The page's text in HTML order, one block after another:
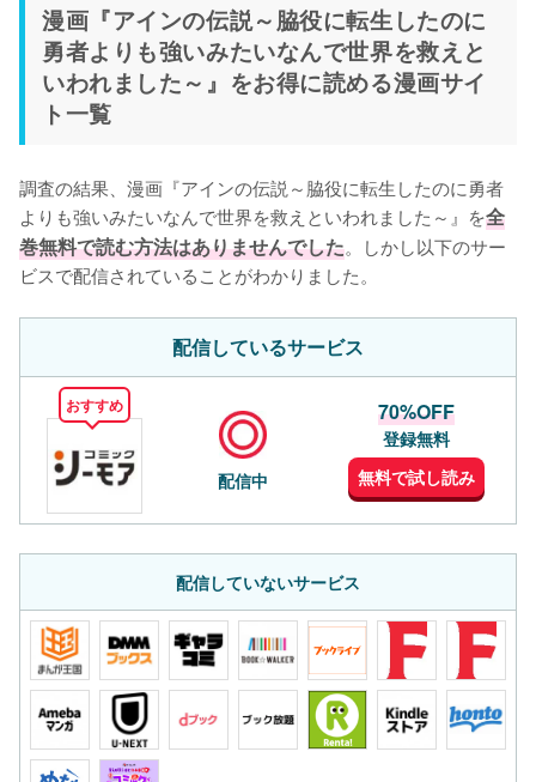
漫画『アインの伝説～脇役に転生したのに
勇者よりも強いみたいなんで世界を救えと
いわれました～』をお得に読める漫画サイ
ト一覧
調査の結果、漫画『アインの伝説～脇役に転生したのに勇者
よりも強いみたいなんで世界を救えといわれました～』を全
巻無料で読む方法はありませんでした。しかし以下のサー
ビスで配信されていることがわかりました。
配信しているサービス
おすすめ
配信中
70%OFF
登録無料
無料で試し読み
配信していないサービス